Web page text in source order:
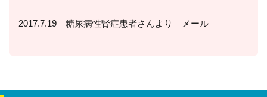
2017.7.19 糖尿病性腎症患者さんより メール